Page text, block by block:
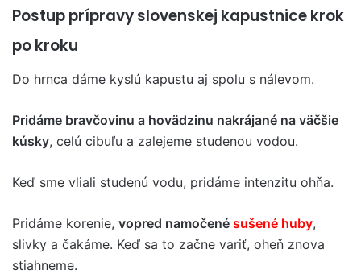
Postup prípravy slovenskej kapustnice krok
po kroku
Do hrnca dáme kyslú kapustu aj spolu s nálevom.
Pridáme bravčovinu a hovädzinu nakrájané na väčšie
kúsky, celú cibuľu a zalejeme studenou vodou.
Keď sme vliali studenú vodu, pridáme intenzitu ohňa.
Pridáme korenie, vopred namočené sušené huby,
slivky a čakáme. Keď sa to začne variť, oheň znova
stiahneme.